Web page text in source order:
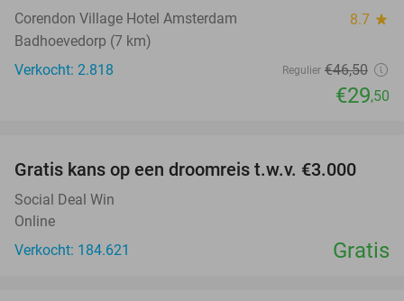
Corendon Village Hotel Amsterdam 8.7 star
Badhoevedorp (7 km)
Verkocht: 2.818
Regulier €46,50
€29,50
Gratis kans op een droomreis t.w.v. €3.000
Social Deal Win
Online
Verkocht: 184.621
Gratis